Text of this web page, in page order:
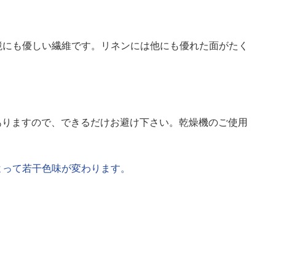
も優しい繊維です。リネンには他にも優れた面がたく
ますので、できるだけお避け下さい。乾燥機のご使用
て若干色味が変わります。